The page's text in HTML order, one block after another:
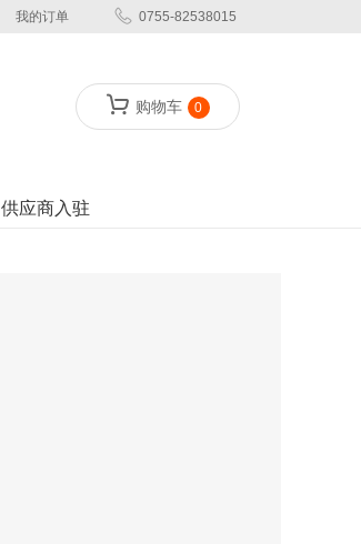
我的订单 0755-82538015
购物车 0
供应商入驻